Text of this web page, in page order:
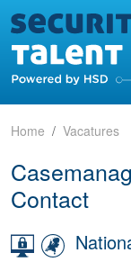
Home Vacatures
Contact